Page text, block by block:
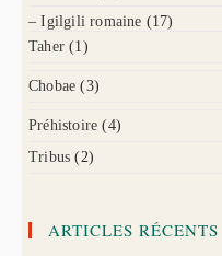
– Igilgili romaine (17)
Taher (1)
Chobae (3)
Préhistoire (4)
Tribus (2)
ARTICLES RÉCENTS